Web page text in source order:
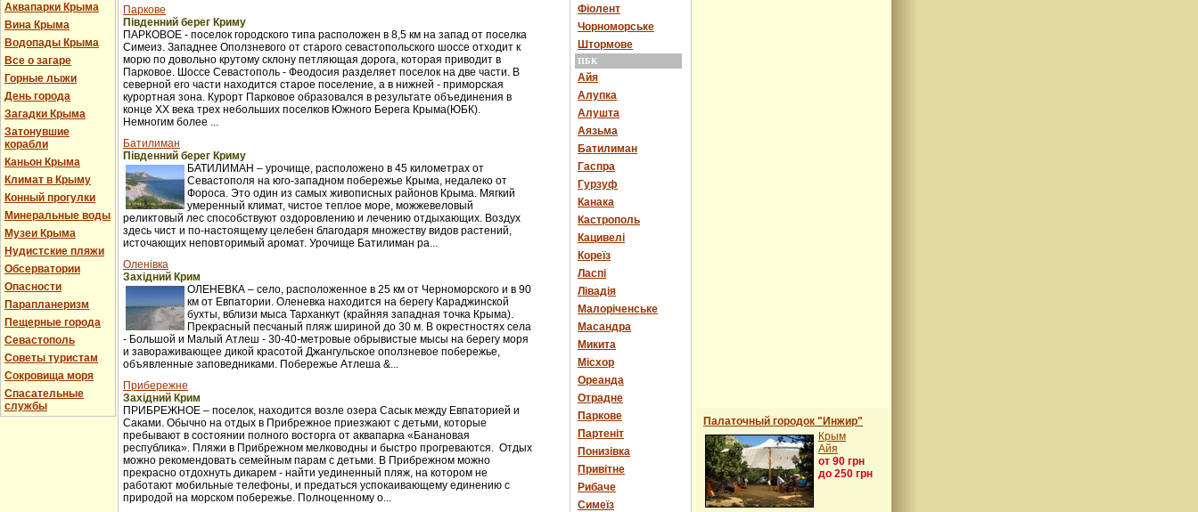
Аквапарки Крыма
Вина Крыма
Водопады Крыма
Все о загаре
Горные лыжи
День города
Загадки Крыма
Затонувшие
корабли
Каньон Крыма
Климат в Крыму
Конный прогулки
Минеральные воды
Музеи Крыма
Нудистские пляжи
Обсерватории
Опасности
Парапланеризм
Пещерные города
Севастополь
Советы туристам
Сокровища моря
Спасательные
службы
Паркове
Південний берег Криму
ПАРКОВОЕ - поселок городского типа расположен в 8,5 км на запад от поселка
Симеиз. Западнее Оползневого от старого севастопольского шоссе отходит к
морю по довольно крутому склону петляющая дорога, которая приводит в
Парковое. Шоссе Севастополь - Феодосия разделяет поселок на две части. В
северной его части находится старое поселение, а в нижней - приморская
курортная зона. Курорт Парковое образовался в результате объединения в
конце XX века трех небольших поселков Южного Берега Крыма(ЮБК).
Немногим более ...
Батилиман
Південний берег Криму
БАТИЛИМАН – урочище, расположено в 45 километрах от
Севастополя на юго-западном побережье Крыма, недалеко от
Фороса. Это один из самых живописных районов Крыма. Мягкий
умеренный климат, чистое теплое море, можжевеловый
реликтовый лес способствуют оздоровлению и лечению отдыхающих. Воздух
здесь чист и по-настоящему целебен благодаря множеству видов растений,
источающих неповторимый аромат. Урочище Батилиман ра...
Оленівка
Західний Крим
ОЛЕНЕВКА – село, расположенное в 25 км от Черноморского и в 90
км от Евпатории. Оленевка находится на берегу Караджинской
бухты, вблизи мыса Тарханкут (крайняя западная точка Крыма).
Прекрасный песчаный пляж шириной до 30 м. В окрестностях села
- Большой и Малый Атлеш - 30-40-метровые обрывистые мысы на берегу моря
и завораживающее дикой красотой Джангульское оползневое побережье,
объявленные заповедниками. Побережье Атлеша &...
Прибережне
Західний Крим
ПРИБРЕЖНОЕ – поселок, находится возле озера Сасык между Евпаторией и
Саками. Обычно на отдых в Прибрежное приезжают с детьми, которые
пребывают в состоянии полного восторга от аквапарка «Банановая
республика». Пляжи в Прибрежном мелководны и быстро прогреваются. Отдых
можно рекомендовать семейным парам с детьми. В Прибрежном можно
прекрасно отдохнуть дикарем - найти уединенный пляж, на котором не
работают мобильные телефоны, и предаться успокаивающему единению с
природой на морском побережье. Полноценному о...
Фіолент
Чорноморське
Штормове
ПБК
Айя
Алупка
Алушта
Аязьма
Батилиман
Гаспра
Гурзуф
Канака
Кастрополь
Кацивелі
Кореїз
Ласпі
Лівадія
Малоріченське
Масандра
Микита
Місхор
Ореанда
Отрадне
Паркове
Партеніт
Понизівка
Привітне
Рибаче
Симеїз
Палаточный городок "Инжир"
Крым
Айя
от 90 грн
до 250 грн